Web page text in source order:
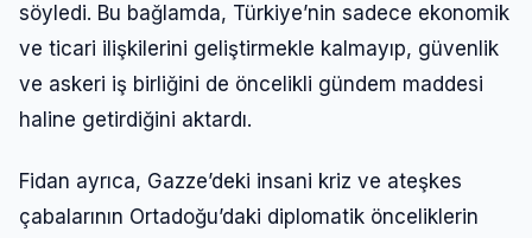
söyledi. Bu bağlamda, Türkiye’nin sadece ekonomik
ve ticari ilişkilerini geliştirmekle kalmayıp, güvenlik
ve askeri iş birliğini de öncelikli gündem maddesi
haline getirdiğini aktardı.
Fidan ayrıca, Gazze’deki insani kriz ve ateşkes
çabalarının Ortadoğu’daki diplomatik önceliklerin